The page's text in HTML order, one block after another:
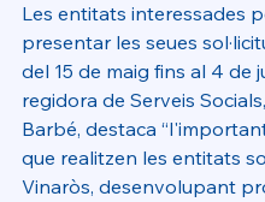
Les entitats interessades
presentar les seues
del 15 de maig fins al 4 de
regidora de Serveis
Barbé, destaca
que realitzen les entitats
Vinaròs, desenvolupant